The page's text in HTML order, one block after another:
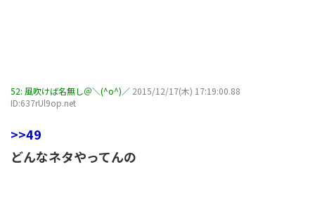
52: 風吹けば名無し＠＼(^o^)／ 2015/12/17(木) 17:19:00.88
ID:637rUl9op.net
>>49
どんなネタやってんの